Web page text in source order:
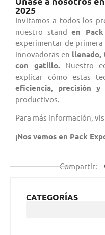
2025
Invitamos a todos los
nuestro stand en
experimentar de primera
innovadoras en llenado,
con gatillo. Nuestro
explicar cómo estas
eficiencia, precisión y
productivos.
Para más información,
¡Nos vemos en Pack
Compartir:
CATEGORÍAS